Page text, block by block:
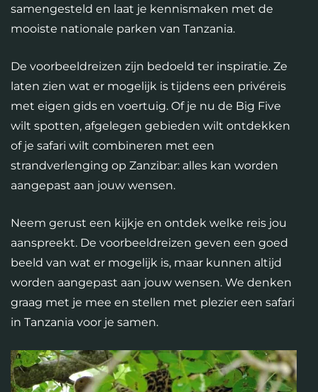
samengesteld en laat je kennismaken met de
mooiste nationale parken van Tanzania.
De voorbeeldreizen zijn bedoeld ter inspiratie. Ze
laten zien wat er mogelijk is tijdens een privéreis
met eigen gids en voertuig. Of je nu de Big Five
wilt spotten, afgelegen gebieden wilt ontdekken
of je safari wilt combineren met een
strandverlenging op Zanzibar: alles kan worden
aangepast aan jouw wensen.
Neem gerust een kijkje en ontdek welke reis jou
aanspreekt. De voorbeeldreizen geven een goed
beeld van wat er mogelijk is, maar kunnen altijd
worden aangepast aan jouw wensen. We denken
graag met je mee en stellen met plezier een safari
in Tanzania voor je samen.